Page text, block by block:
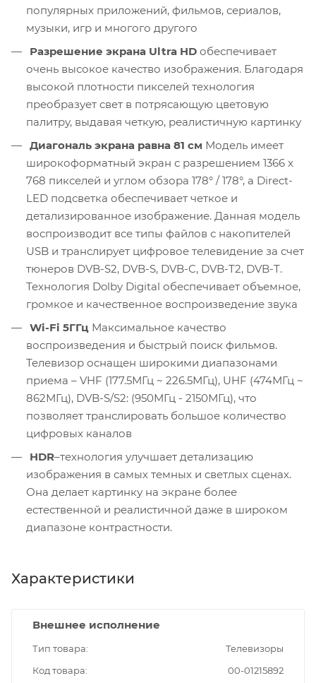
популярных приложений, фильмов, сериалов,
музыки, игр и многого другого
Разрешение экрана Ultra HD обеспечивает
очень высокое качество изображения. Благодаря
высокой плотности пикселей технология
преобразует свет в потрясающую цветовую
палитру, выдавая четкую, реалистичную картинку
Диагональ экрана равна 81 см Модель имеет
широкоформатный экран с разрешением 1366 x
768 пикселей и углом обзора 178° / 178°, а Direct-
LED подсветка обеспечивает четкое и
детализированное изображение. Данная модель
воспроизводит все типы файлов с накопителей
USB и транслирует цифровое телевидение за счет
тюнеров DVB-S2, DVB-S, DVB-C, DVB-T2, DVB-T.
Технология Dolby Digital обеспечивает объемное,
громкое и качественное воспроизведение звука
Wi-Fi 5ГГц Максимальное качество
воспроизведения и быстрый поиск фильмов.
Телевизор оснащен широкими диапазонами
приема – VHF (177.5МГц ~ 226.5МГц), UHF (474МГц ~
862МГц), DVB-S/S2: (950МГц - 2150МГц), что
позволяет транслировать большое количество
цифровых каналов
HDR–технология улучшает детализацию
изображения в самых темных и светлых сценах.
Она делает картинку на экране более
естественной и реалистичной даже в широком
диапазоне контрастности.
Характеристики
Внешнее исполнение
Тип товара
Телевизоры
Код товара
00-01215892